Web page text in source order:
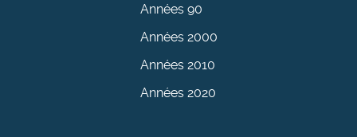
Années 90
Années 2000
Années 2010
Années 2020